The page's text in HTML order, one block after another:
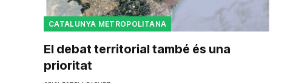
CATALUNYA METROPOLITANA
El debat territorial també és una
prioritat